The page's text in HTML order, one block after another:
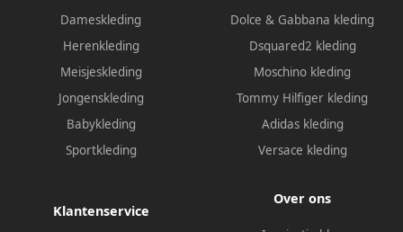
Dameskleding
Herenkleding
Meisjeskleding
Jongenskleding
Babykleding
Sportkleding
Dolce & Gabbana kleding
Dsquared2 kleding
Moschino kleding
Tommy Hilfiger kleding
Adidas kleding
Versace kleding
Klantenservice
Over ons